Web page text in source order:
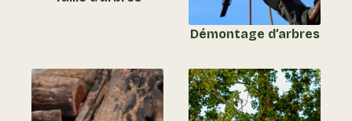
Démontage d’arbres